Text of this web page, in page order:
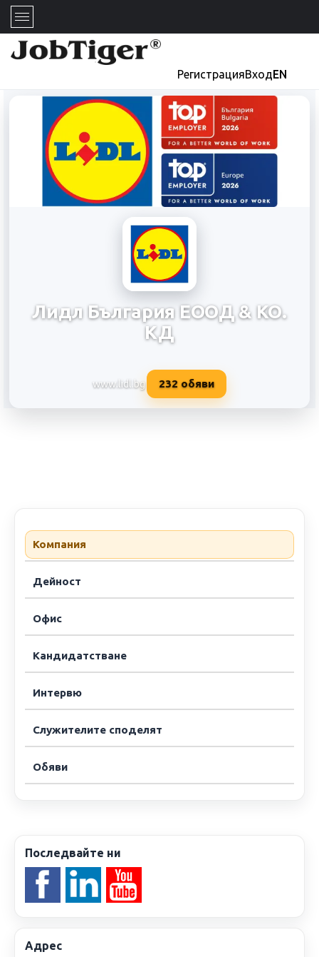
РегистрацияВходEN
Лидл България ЕООД & КО.
КД
www.lidl.bg 232 обяви
Компания
Дейност
Офис
Кандидатстване
Интервю
Служителите споделят
Обяви
Последвайте ни
Адрес